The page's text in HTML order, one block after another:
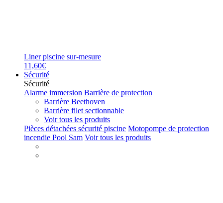
Liner piscine sur-mesure
11,60€
Sécurité
Sécurité
Alarme immersion Barrière de protection
Barrière Beethoven
Barrière filet sectionnable
Voir tous les produits
Pièces détachées sécurité piscine Motopompe de protection
incendie Pool Sam Voir tous les produits